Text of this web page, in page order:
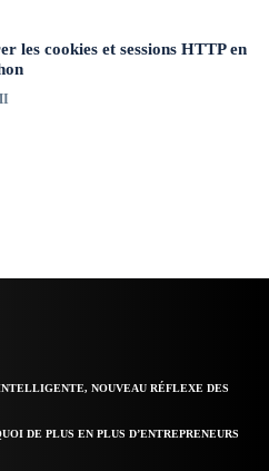
les cookies et sessions HTTP en
NOUVEAU RÉFLEXE DES
DE PLUS EN PLUS D’ENTREPRENEURS